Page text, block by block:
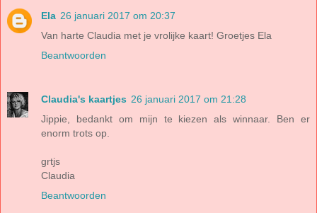
Ela 26 januari 2017 om 20:37
Van harte Claudia met je vrolijke kaart! Groetjes Ela
Beantwoorden
Claudia's kaartjes 26 januari 2017 om 21:28
Jippie, bedankt om mijn te kiezen als winnaar. Ben er
enorm trots op.
grtjs
Claudia
Beantwoorden